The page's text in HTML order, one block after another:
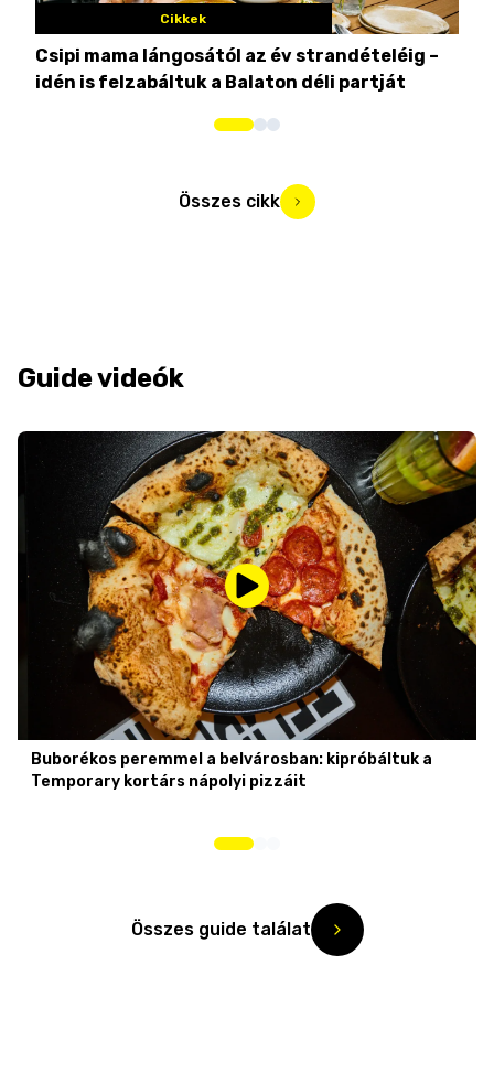
Cikkek
Csipi mama lángosától az év strandételéig –
idén is felzabáltuk a Balaton déli partját
Összes cikk
Guide videók
Buborékos peremmel a belvárosban: kipróbáltuk a
Temporary kortárs nápolyi pizzáit
Összes guide találat